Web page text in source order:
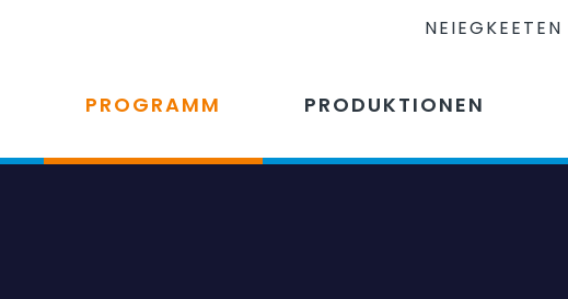
NEIEGKEETEN
PROGRAMM PRODUKTIONEN